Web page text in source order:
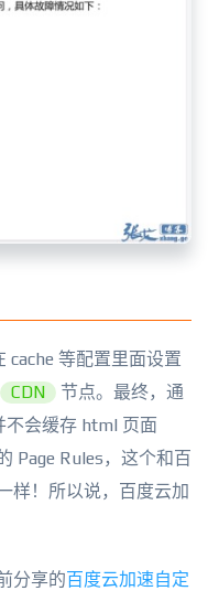
cache 等配置里面设置
CDN
节点。最终，通
不会缓存 html 页面
Page Rules，这个和百
样！所以说，百度云加
分享的百度云加速自定